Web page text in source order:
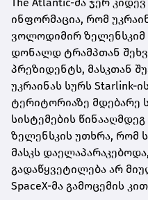
The Atlantic-მა ჯერ
ინფორმაცია, რომ
ვოლოდიმირ ზელენსკიმ
დონალდ ტრამპთან
პრეზიდენტს, მასკთან
უკრაინას სურს Starlink-
ტერიტორიაზე მდებარე
სისტემების
ზელენსკის უთხრა, რომ
მასკს
გადაწყვეტილება არ
SpaceX-მა გამოცემის